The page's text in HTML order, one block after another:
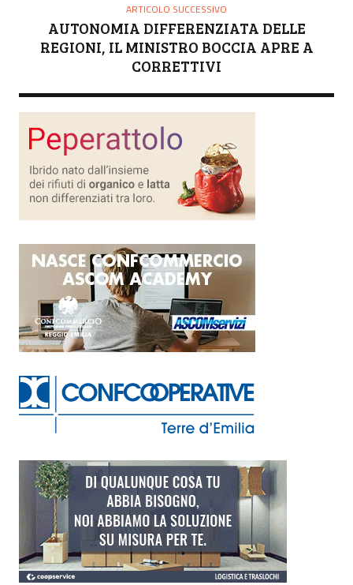
ARTICOLO SUCCESSIVO
AUTONOMIA DIFFERENZIATA DELLE
REGIONI, IL MINISTRO BOCCIA APRE A
CORRETTIVI